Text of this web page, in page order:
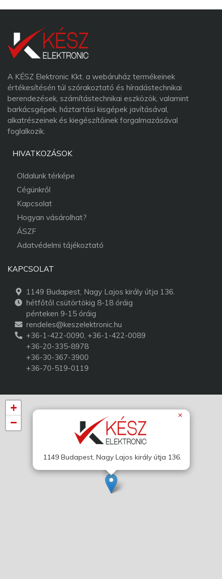
A KÉSZ Elektronic Kkt. a webáruház termékeinek
értékesítésén túl szórakoztató és híradástechnikai
berendezések, számítástechnikai eszközök, valamint
barkácsgépek, háztartási kisgépek javításával,
alkatrészeinek és kiegészítőinek forgalmazásával
foglalkozik.
HIVATKOZÁSOK
Oldalunk térképe
Cégünkről
Kapcsolat
Hogyan vásárolhat?
ÁSZF
Adatvédelmi tájékoztató
KAPCSOLAT
1149 Budapest, Nagy Lajos király útja 136.
hétfőtől csütörtökig 8-18 óráig
pénteken 9-15 óráig
rendeles@keszelektronic.hu
+36-1-422-0090, +36-1-422-0089
+36-20-335-8978
+36-30-367-3900
+36-70-519-0119
1149 Budapest, Nagy Lajos király útja 136.
×
+
−